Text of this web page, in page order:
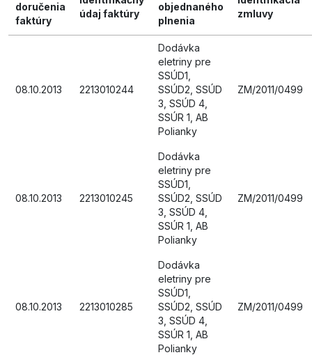
doručenia
faktúry
údaj faktúry
objednaného
plnenia
zmluvy
08.10.2013 2213010244
Dodávka
eletriny pre
SSÚD1,
SSÚD2, SSÚD
3, SSÚD 4,
SSÚR 1, AB
Polianky
ZM/2011/0499
08.10.2013 2213010245
Dodávka
eletriny pre
SSÚD1,
SSÚD2, SSÚD
3, SSÚD 4,
SSÚR 1, AB
Polianky
ZM/2011/0499
08.10.2013 2213010285
Dodávka
eletriny pre
SSÚD1,
SSÚD2, SSÚD
3, SSÚD 4,
SSÚR 1, AB
Polianky
ZM/2011/0499